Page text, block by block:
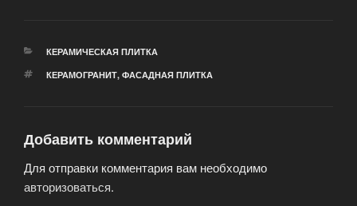
РУБРИКИ
КЕРАМИЧЕСКАЯ ПЛИТКА
МЕТКИ
КЕРАМОГРАНИТ, ФАСАДНАЯ ПЛИТКА
Добавить комментарий
Для отправки комментария вам необходимо
авторизоваться.